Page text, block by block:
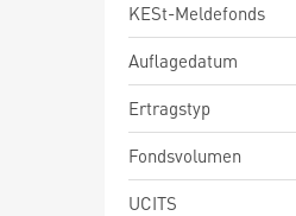
KESt-Meldefonds
Auflagedatum
Ertragstyp
Fondsvolumen
UCITS